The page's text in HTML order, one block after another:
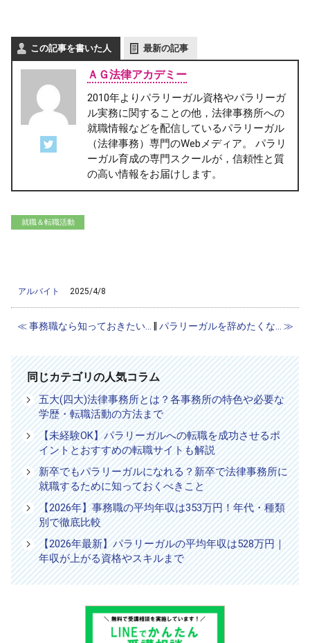
この記事を書いた人 最新の記事
ＡＧ法律アカデミー
2010年よりパラリーガル資格やパラリーガ
ル実務に関することの他，法律事務所への
就職情報などを配信しているパラリーガル
（法律事務）専門のWebメディア。 パラリ
ーガル育成の専門スクールが，信頼性と質
の高い情報をお届けします。
就職＆転職活動
アルバイト 2025/4/8
≪ 事務職なら知っておきたい... パラリーガルを辞めたくな... ≫
同じカテゴリの人気コラム
五大(四大)法律事務所とは？各事務所の特色や必要な
学歴・転職活動の方法まで
【未経験OK】パラリーガルへの転職を成功させるポ
イントとおすすめの転職サイトも解説
新卒でもパラリーガルになれる？新卒で法律事務所に
就職するために知っておくべきこと
【2026年】事務職の平均年収は353万円！年代・種類
別で徹底比較
【2026年最新】パラリーガルの平均年収は528万円｜
年収が上がる資格やスキルまで